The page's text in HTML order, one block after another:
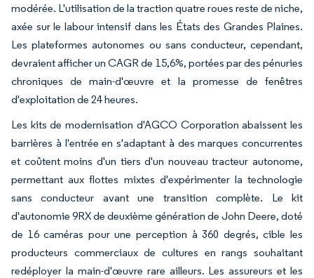
modérée. L'utilisation de la traction quatre roues reste de niche,
axée sur le labour intensif dans les États des Grandes Plaines.
Les plateformes autonomes ou sans conducteur, cependant,
devraient afficher un CAGR de 15,6%, portées par des pénuries
chroniques de main-d'œuvre et la promesse de fenêtres
d'exploitation de 24 heures.
Les kits de modernisation d'AGCO Corporation abaissent les
barrières à l'entrée en s'adaptant à des marques concurrentes
et coûtent moins d'un tiers d'un nouveau tracteur autonome,
permettant aux flottes mixtes d'expérimenter la technologie
sans conducteur avant une transition complète. Le kit
d'autonomie 9RX de deuxième génération de John Deere, doté
de 16 caméras pour une perception à 360 degrés, cible les
producteurs commerciaux de cultures en rangs souhaitant
redéployer la main-d'œuvre rare ailleurs. Les assureurs et les